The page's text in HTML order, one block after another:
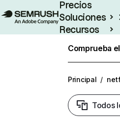
Precios
Soluciones
Recursos
Comprueba
Principal /
Todos